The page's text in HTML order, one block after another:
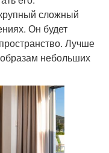
сложный
Он будет
Лучше
небольших